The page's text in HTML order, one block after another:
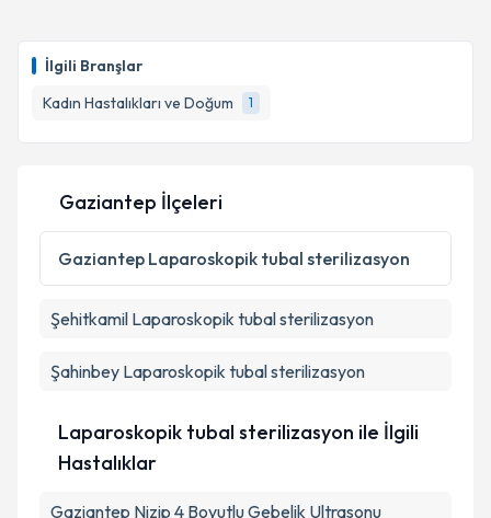
İlgili Branşlar
Kadın Hastalıkları ve Doğum
1
almanız için bir takvim hazırlandığında e-posta ile
bilgilendireceğiz.
E-posta Adresiniz
Kişisel verilerimin işlenmesine ilişkinAydınlatma
Metni 'ni okudum ve kişisel verilerimin belirtilen
Takvim Talebini Gönder
Gaziantep İlçeleri
Gaziantep Laparoskopik tubal sterilizasyon
Şehitkamil Laparoskopik tubal sterilizasyon
Şahinbey Laparoskopik tubal sterilizasyon
Laparoskopik tubal sterilizasyon ile İlgili
Hastalıklar
Gaziantep Nizip 4 Boyutlu Gebelik Ultrasonu